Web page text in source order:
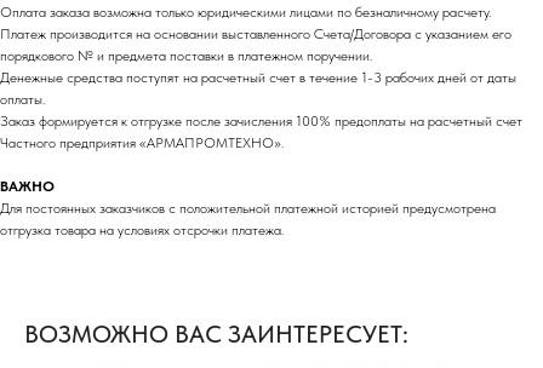
Оплата заказа возможна только юридическими лицами по безналичному расчету.
Платеж производится на основании выставленного Счета/Договора с указанием его
порядкового № и предмета поставки в платежном поручении.
Денежные средства поступят на расчетный счет в течение 1-3 рабочих дней от даты
оплаты.
Заказ формируется к отгрузке после зачисления 100% предоплаты на расчетный счет
Частного предприятия «АРМАПРОМТЕХНО».
ВАЖНО
Для постоянных заказчиков с положительной платежной историей предусмотрена
отгрузка товара на условиях отсрочки платежа.
ВОЗМОЖНО ВАС ЗАИНТЕРЕСУЕТ: